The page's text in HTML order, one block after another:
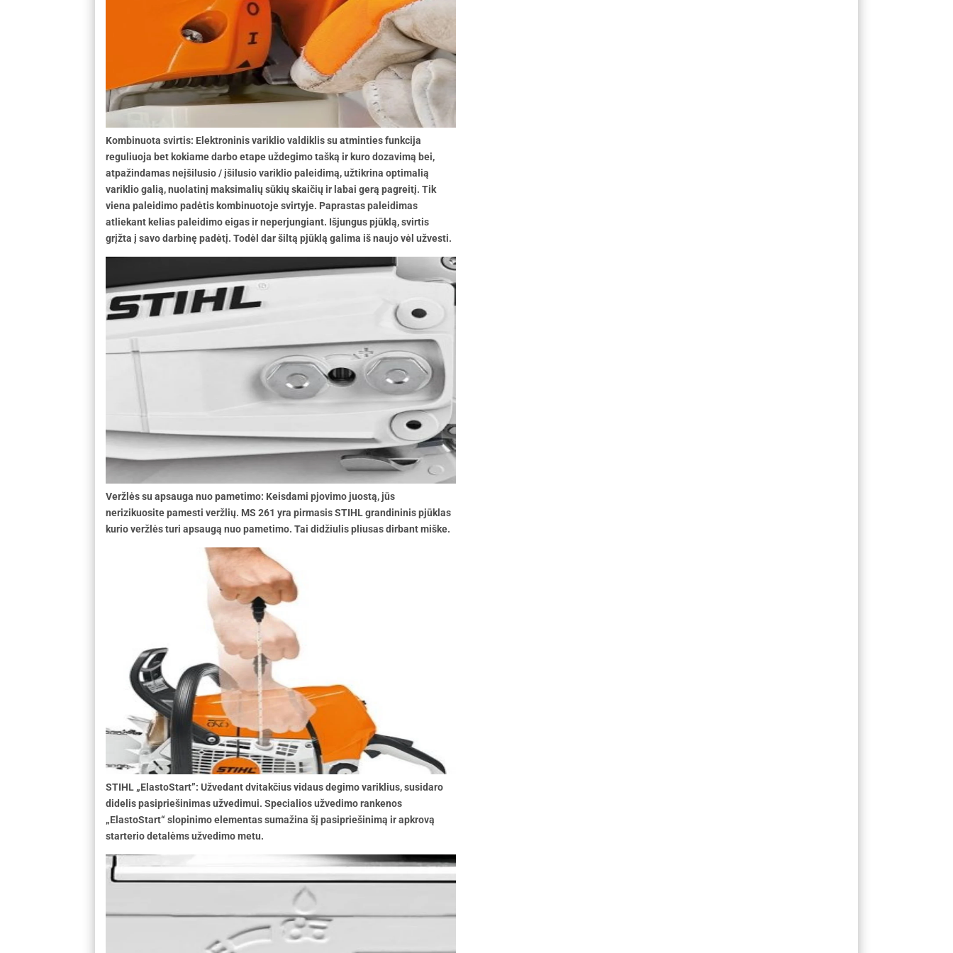
Kombinuota svirtis: Elektroninis variklio valdiklis su atminties funkcija
reguliuoja bet kokiame darbo etape uždegimo tašką ir kuro dozavimą bei,
atpažindamas neįšilusio / įšilusio variklio paleidimą, užtikrina optimalią
variklio galią, nuolatinį maksimalių sūkių skaičių ir labai gerą pagreitį. Tik
viena paleidimo padėtis kombinuotoje svirtyje. Paprastas paleidimas
atliekant kelias paleidimo eigas ir neperjungiant. Išjungus pjūklą, svirtis
grįžta į savo darbinę padėtį. Todėl dar šiltą pjūklą galima iš naujo vėl užvesti.
Veržlės su apsauga nuo pametimo: Keisdami pjovimo juostą, jūs
nerizikuosite pamesti veržlių. MS 261 yra pirmasis STIHL grandininis pjūklas
kurio veržlės turi apsaugą nuo pametimo. Tai didžiulis pliusas dirbant miške.
STIHL „ElastoStart”: Užvedant dvitakčius vidaus degimo variklius, susidaro
didelis pasipriešinimas užvedimui. Specialios užvedimo rankenos
„ElastoStart“ slopinimo elementas sumažina šį pasipriešinimą ir apkrovą
starterio detalėms užvedimo metu.